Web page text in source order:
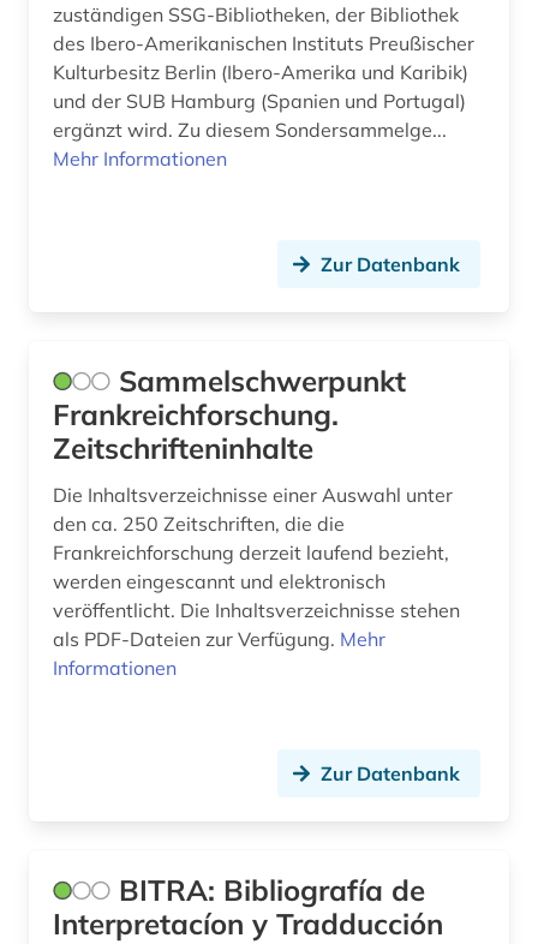
musik (4)
musikaufnahme (1)
musikwissenschaft (1)
märchen (1)
naturwissenschaften (3)
neuerwerbung (1)
nordafrika (2)
notizbuch (1)
online-ressource (1)
oper (1)
parlamentsdebatte (1)
zuständigen SSG-Bibliotheken, der Bibliothek
des Ibero-Amerikanischen Instituts Preußischer
Kulturbesitz Berlin (Ibero-Amerika und Karibik)
und der SUB Hamburg (Spanien und Portugal)
ergänzt wird. Zu diesem Sondersammelge...
Mehr Informationen
Zur Datenbank
Sammelschwerpunkt
Frankreichforschung.
Zeitschrifteninhalte
Die Inhaltsverzeichnisse einer Auswahl unter
den ca. 250 Zeitschriften, die die
Frankreichforschung derzeit laufend bezieht,
werden eingescannt und elektronisch
veröffentlicht. Die Inhaltsverzeichnisse stehen
als PDF-Dateien zur Verfügung. Mehr
Informationen
Zur Datenbank
BITRA: Bibliografía de
Interpretacíon y Tradducción